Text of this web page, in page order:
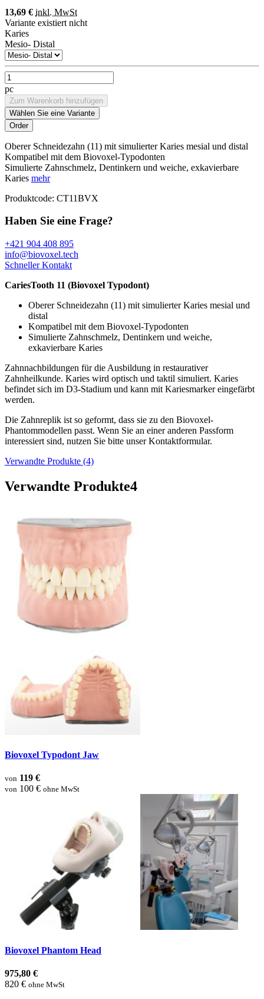
13,69 € inkl. MwSt
Variante existiert nicht
Karies
Mesio- Distal
pc
Zum Warenkorb hinzufügen
Wählen Sie eine Variante
Oberer Schneidezahn (11) mit simulierter Karies mesial und distal
Kompatibel mit dem Biovoxel-Typodonten
Simulierte Zahnschmelz, Dentinkern und weiche, exkavierbare
Karies mehr
Produktcode: CT11BVX
Haben Sie eine Frage?
+421 904 408 895
info@biovoxel.tech
Schneller Kontakt
CariesTooth 11 (Biovoxel Typodont)
Oberer Schneidezahn (11) mit simulierter Karies mesial und
distal
Kompatibel mit dem Biovoxel-Typodonten
Simulierte Zahnschmelz, Dentinkern und weiche,
exkavierbare Karies
Zahnnachbildungen für die Ausbildung in restaurativer
Zahnheilkunde. Karies wird optisch und taktil simuliert. Karies
befindet sich im D3-Stadium und kann mit Kariesmarker eingefärbt
werden.
Die Zahnreplik ist so geformt, dass sie zu den Biovoxel-
Phantommodellen passt. Wenn Sie an einer anderen Passform
interessiert sind, nutzen Sie bitte unser Kontaktformular.
Verwandte Produkte (4)
Verwandte Produkte4
Biovoxel Typodont Jaw
von 119 €
von 100 € ohne MwSt
Biovoxel Phantom Head
975,80 €
820 € ohne MwSt